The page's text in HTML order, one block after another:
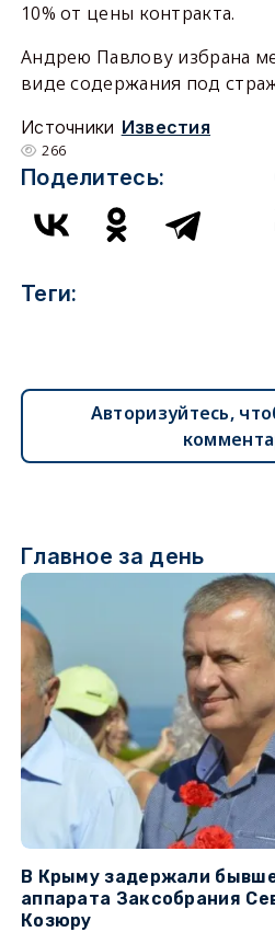
10% от цены контракта.
Андрею Павлову избрана
виде содержания под
Источники Известия
266
Поделитесь:
Теги:
Авторизуйтесь,
Главное за день
В Крыму задержали
аппарата Заксобрания
Козюру